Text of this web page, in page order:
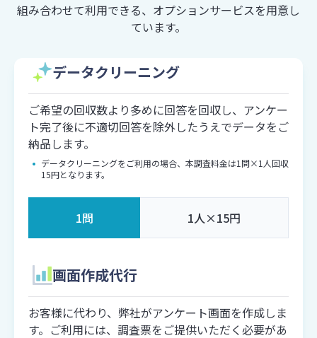
組み合わせて利用できる、オプションサービスを用意し
ています。
データクリーニング
ご希望の回収数より多めに回答を回収し、アンケー
ト完了後に不適切回答を除外したうえでデータをご
納品します。
データクリーニングをご利用の場合、本調査料金は1問×1人回収
15円となります。
1問 1人×15円
画面作成代行
お客様に代わり、弊社がアンケート画面を作成しま
す。ご利用には、調査票をご提供いただく必要があ